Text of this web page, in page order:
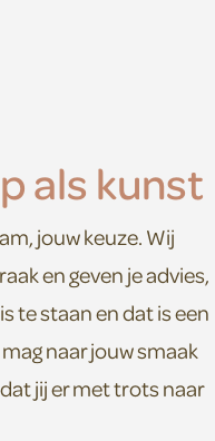
als kunst
jouw keuze. Wij
en geven je advies,
te staan en dat is een
naar jouw smaak
jij er met trots naar